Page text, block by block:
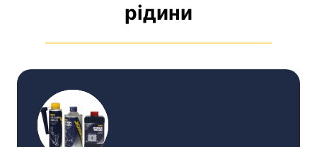
рідини